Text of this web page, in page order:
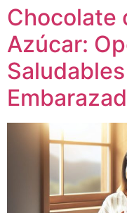
Chocolate
Azúcar: